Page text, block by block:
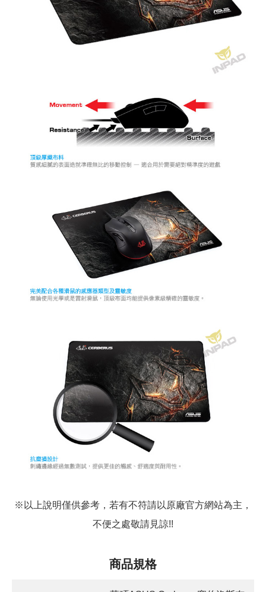
※以上說明僅供參考，若有不符請以原廠官方網站為主，
不便之處敬請見諒!!
商品規格